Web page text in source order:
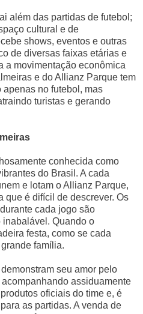
além das partidas de futebol;
cultural e de
shows, eventos e outras
de diversas faixas etárias e
a movimentação econômica
e do Allianz Parque tem
no futebol, mas
turistas e gerando
conhecida como
do Brasil. A cada
e lotam o Allianz Parque,
que é difícil de descrever. Os
cada jogo são
Quando o
festa, como se cada
família.
seu amor pelo
assiduamente
oficiais do time e, é
as partidas. A venda de